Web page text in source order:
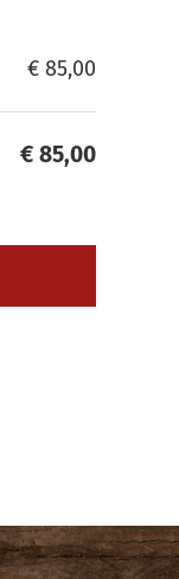
€ 85,00
€ 85,00